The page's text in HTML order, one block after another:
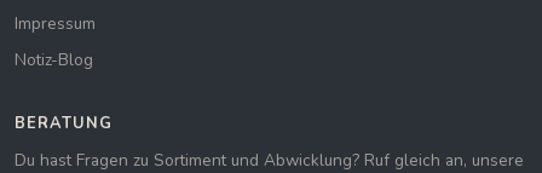
Impressum
Notiz-Blog
BERATUNG
Du hast Fragen zu Sortiment und Abwicklung? Ruf gleich an, unsere